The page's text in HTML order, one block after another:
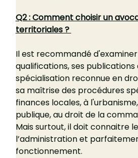
Q2 : Comment choisir un
territoriales ?
Il est recommandé
qualifications, ses
spécialisation reconnue en
sa maîtrise des procédures
finances locales, à
publique, au droit de la
Mais surtout, il doit connaitre
l’administration et
fonctionnement.